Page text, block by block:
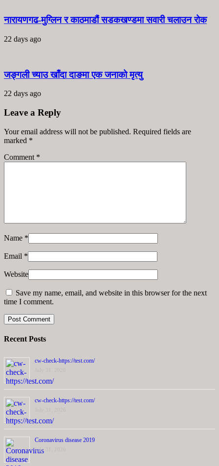
नारायणगढ-मुग्लिन र काठमाडौं सडकखण्डमा सवारी चलाउन रोक
22 days ago
जङ्गली च्याउ खाँदा दाङमा एक जनाको मृत्यु
22 days ago
Leave a Reply
Your email address will not be published. Required fields are
marked *
Comment *
Name *
Email *
Website
Save my name, email, and website in this browser for the next
time I comment.
Recent Posts
cw-check-https://test.com/
cw-check-https://test.com/
Coronavirus disease 2019
July 31, 2026